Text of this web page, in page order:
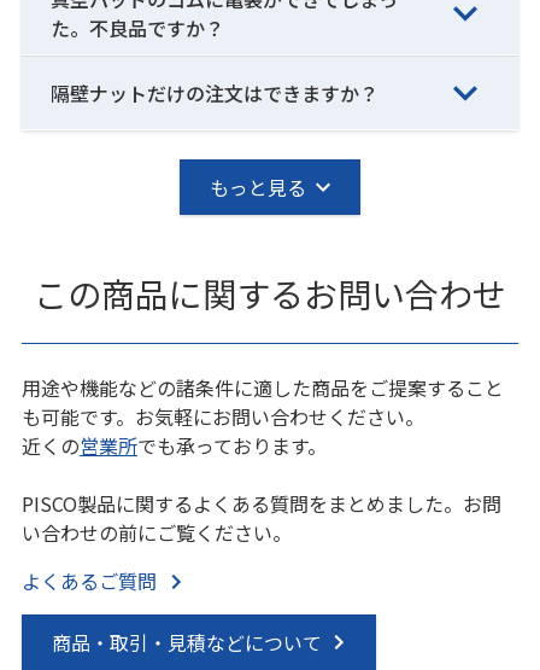
た。不良品ですか？
隔壁ナットだけの注文はできますか？
もっと見る
この商品に関するお問い合わせ
用途や機能などの諸条件に適した商品をご提案すること
も可能です。お気軽にお問い合わせください。
近くの営業所でも承っております。
PISCO製品に関するよくある質問をまとめました。お問
い合わせの前にご覧ください。
よくあるご質問
商品・取引・見積などについて